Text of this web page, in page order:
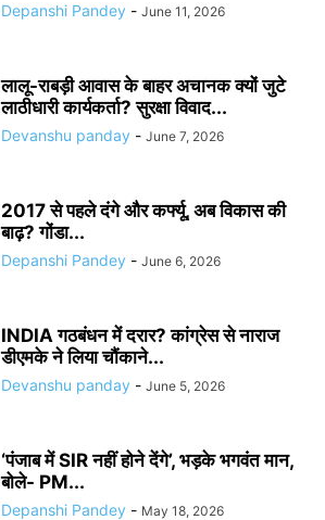
Depanshi Pandey - June 11, 2026
लालू-राबड़ी आवास के बाहर अचानक क्यों जुटे
लाठीधारी कार्यकर्ता? सुरक्षा विवाद...
Devanshu panday - June 7, 2026
2017 से पहले दंगे और कर्फ्यू, अब विकास की
बाढ़? गोंडा...
Depanshi Pandey - June 6, 2026
INDIA गठबंधन में दरार? कांग्रेस से नाराज
डीएमके ने लिया चौंकाने...
Devanshu panday - June 5, 2026
‘पंजाब में SIR नहीं होने देंगे’, भड़के भगवंत मान,
बोले- PM...
Depanshi Pandey - May 18, 2026